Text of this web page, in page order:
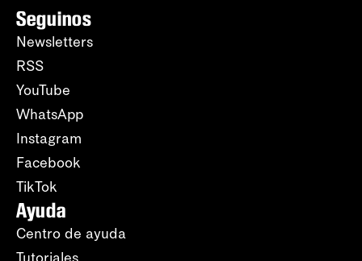
Seguinos
Newsletters
RSS
YouTube
WhatsApp
Instagram
Facebook
TikTok
Ayuda
Centro de ayuda